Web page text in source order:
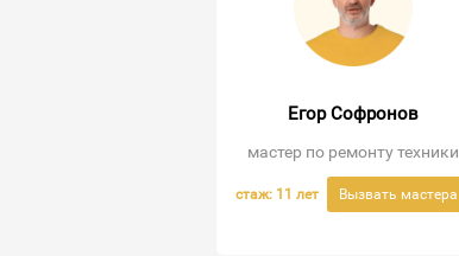
Егор Софронов
мастер по ремонту техники
стаж: 11 лет Вызвать мастера